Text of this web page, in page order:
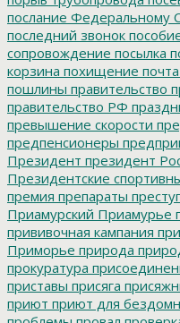
послание Федеральному
последний звонок
сопровождение посылка
корзина похищение почта
пошлины правительство
правительство РФ
превышение скорости
предпенсионеры
Президент президент
Президентские
премия препараты
Приамурский Приамурье
прививочная кампания
Приморье природа
прокуратура
приставы присяга
приют приют для